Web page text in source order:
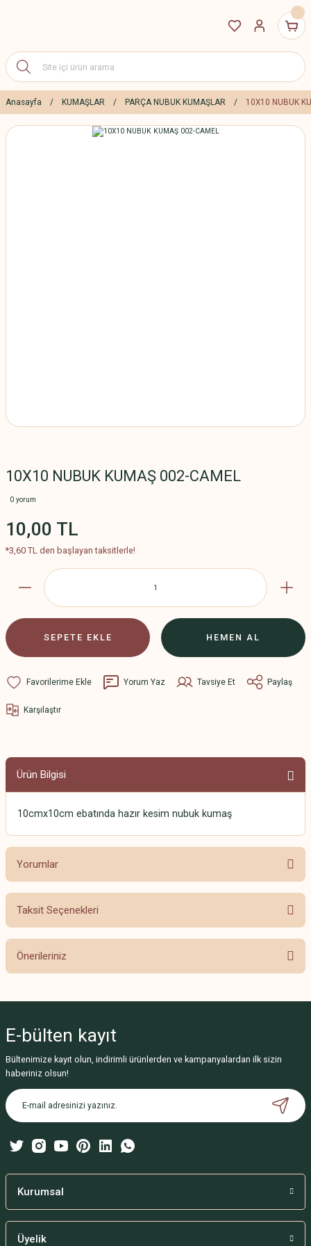
Anasayfa KUMAŞLAR PARÇA NUBUK KUMAŞLAR 10X10 NUBUK
10X10 NUBUK KUMAŞ 002-CAMEL
0 yorum
10,00 TL
*3,60 TL den başlayan taksitlerle!
SEPETE EKLE HEMEN AL
Yorum Yaz Tavsiye Et Paylaş
Karşılaştır
Ürün Bilgisi
10cmx10cm ebatında hazır kesim nubuk kumaş
Yorumlar
Bu ürüne ilk yorumu siz yapın!
Taksit Seçenekleri
Önerileriniz
Görüş ve önerileriniz için teşekkür ederiz.
Ürün resmi kalitesiz, bozuk veya görüntülenemiyor.
Ürün açıklamasında eksik bilgiler bulunuyor.
Ürün bilgilerinde hatalar bulunuyor.
Bu ürüne benzer farklı alternatifler olmalı.
E-bülten kayıt
Bültenimize kayıt olun, indirimli ürünlerden ve kampanyalardan ilk sizin
haberiniz olsun!
Kurumsal
Üyelik